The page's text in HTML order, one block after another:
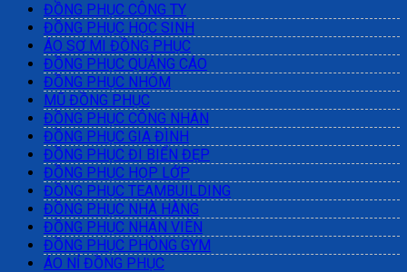
ĐỒNG PHỤC CÔNG TY
ĐỒNG PHỤC HỌC SINH
ÁO SƠ MI ĐỒNG PHỤC
ĐỒNG PHỤC QUẢNG CÁO
ĐỒNG PHỤC NHÓM
MŨ ĐỒNG PHỤC
ĐỒNG PHỤC CÔNG NHÂN
ĐỒNG PHỤC GIA ĐÌNH
ĐỒNG PHỤC ĐI BIỂN ĐẸP
ĐỒNG PHỤC HỌP LỚP
ĐỒNG PHỤC TEAMBUILDING
ĐỒNG PHỤC NHÀ HÀNG
ĐỒNG PHỤC NHÂN VIÊN
ĐỒNG PHỤC PHÒNG GYM
ÁO NỈ ĐỒNG PHỤC